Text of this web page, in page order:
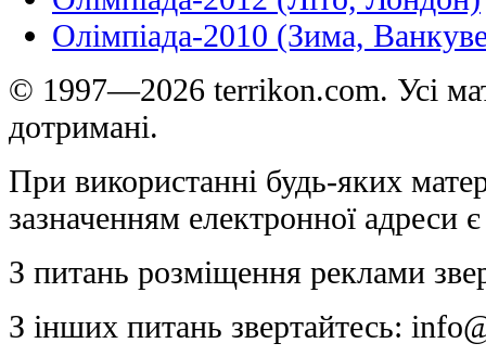
Олімпіада-2010 (Зима,
© 1997—2026 terrikon.com. Усі
дотримані.
При використанні будь-яких
зазначенням електронної адреси
З питань розміщення реклами
З інших питань звертайтесь: